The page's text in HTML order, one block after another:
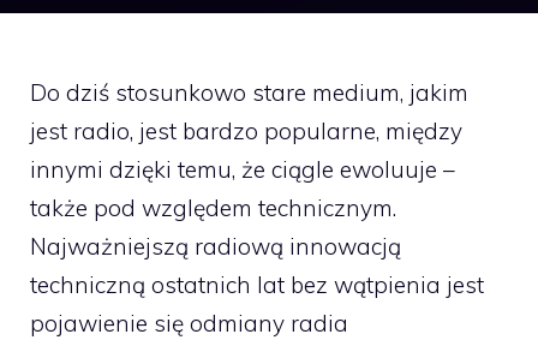
Do dziś stosunkowo stare medium, jakim
jest radio, jest bardzo popularne, między
innymi dzięki temu, że ciągle ewoluuje –
także pod względem technicznym.
Najważniejszą radiową innowacją
techniczną ostatnich lat bez wątpienia jest
pojawienie się odmiany radia